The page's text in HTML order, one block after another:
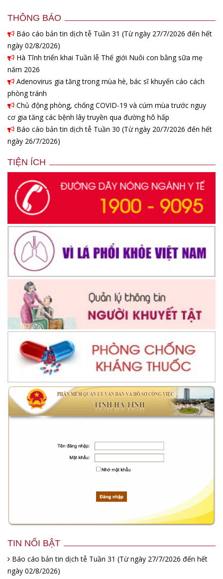
THÔNG BÁO
Báo cáo bản tin dịch tễ Tuần 31 (Từ ngày 27/7/2026 đến hết
ngày 02/8/2026)
Hà Tĩnh triển khai Tuần lễ Thế giới Nuôi con bằng sữa mẹ
năm 2026
Adenovirus gia tăng trong mùa hè, bác sĩ khuyến cáo cách
phòng tránh
Chủ động phòng, chống COVID-19 và cúm mùa trước nguy
cơ gia tăng các bệnh lây truyền qua đường hô hấp
Báo cáo bản tin dịch tễ Tuần 30 (Từ ngày 20/7/2026 đến hết
ngày 26/7/2026)
TIỆN ÍCH
TIN NỔI BẬT
Báo cáo bản tin dịch tễ Tuần 31 (Từ ngày 27/7/2026 đến hết
ngày 02/8/2026)